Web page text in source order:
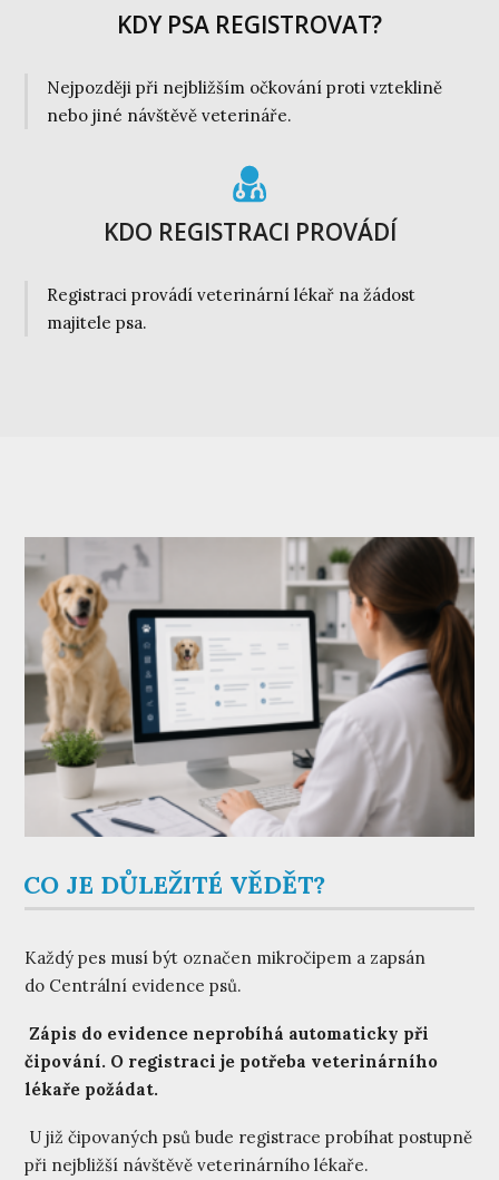
KDY PSA REGISTROVAT?
Nejpozději při nejbližším očkování proti vzteklině
nebo jiné návštěvě veterináře.
KDO REGISTRACI PROVÁDÍ
Registraci provádí veterinární lékař na žádost
majitele psa.
CO JE DŮLEŽITÉ VĚDĚT?
Každý pes musí být označen mikročipem a zapsán
do Centrální evidence psů.
Zápis do evidence neprobíhá automaticky při
čipování. O registraci je potřeba veterinárního
lékaře požádat.
U již čipovaných psů bude registrace probíhat postupně
při nejbližší návštěvě veterinárního lékaře.